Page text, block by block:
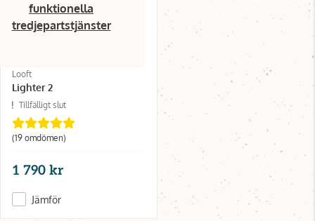
funktionella
tredjepartstjänster
Looft
Lighter 2
Tillfälligt slut
(19 omdömen)
1 790 kr
Jämför